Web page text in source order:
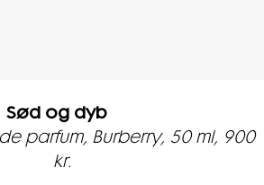
Sød og dyb
de parfum, Burberry, 50 ml, 900
kr.